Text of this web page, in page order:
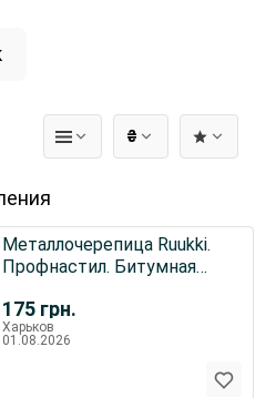
₴
175 грн.
Металлочерепица Ruukki.
Профнастил. Битумная
Харьков
01.08.2026